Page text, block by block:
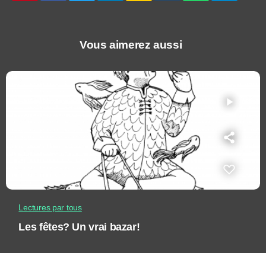
Vous aimerez aussi
play_arrow
Lectures par tous
Les fêtes? Un vrai bazar!